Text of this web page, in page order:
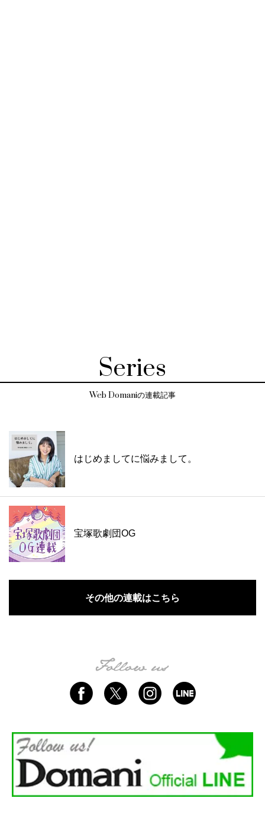
Series
Web Domaniの連載記事
はじめましてに悩みまして。
宝塚歌劇団OG
その他の連載はこちら